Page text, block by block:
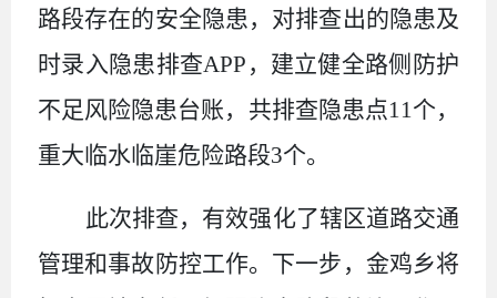
路段存在的安全隐患，对排查出的隐患及
时录入隐患排查APP，建立健全路侧防护
不足风险隐患台账， 共排查隐患点11 个，
重大临水临崖危险路段3个。
此次排查， 有效强化了辖区道路交通
管理和事故防控工作。下一步，金鸡乡将